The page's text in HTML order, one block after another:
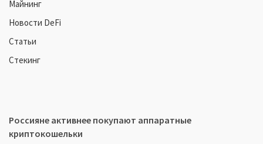
Майнинг
Новости DeFi
Статьи
Стекинг
Россияне активнее покупают аппаратные
криптокошельки